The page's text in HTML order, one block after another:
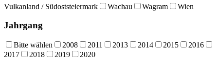
Vulkanland / Südoststeiermark
Wachau Wagram Wien
Jahrgang
Bitte wählen 2008 2011 2013 2014 2015
2016
2017
2018 2019 2020